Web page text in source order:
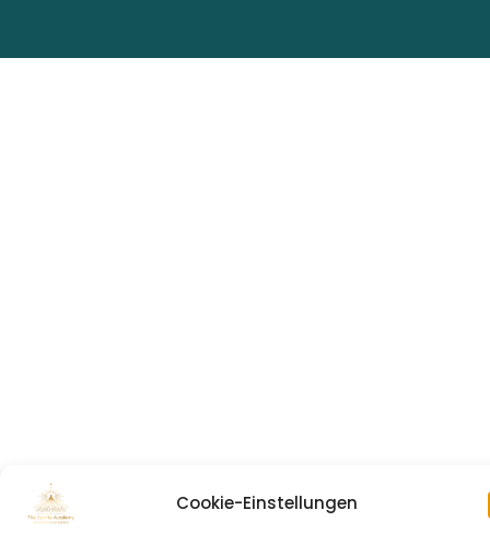
Cookie-Einstellungen